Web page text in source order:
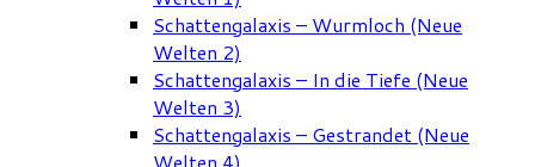
Schattengalaxis – Wurmloch (Neue
Welten 2)
Schattengalaxis – In die Tiefe (Neue
Welten 3)
Schattengalaxis – Gestrandet (Neue